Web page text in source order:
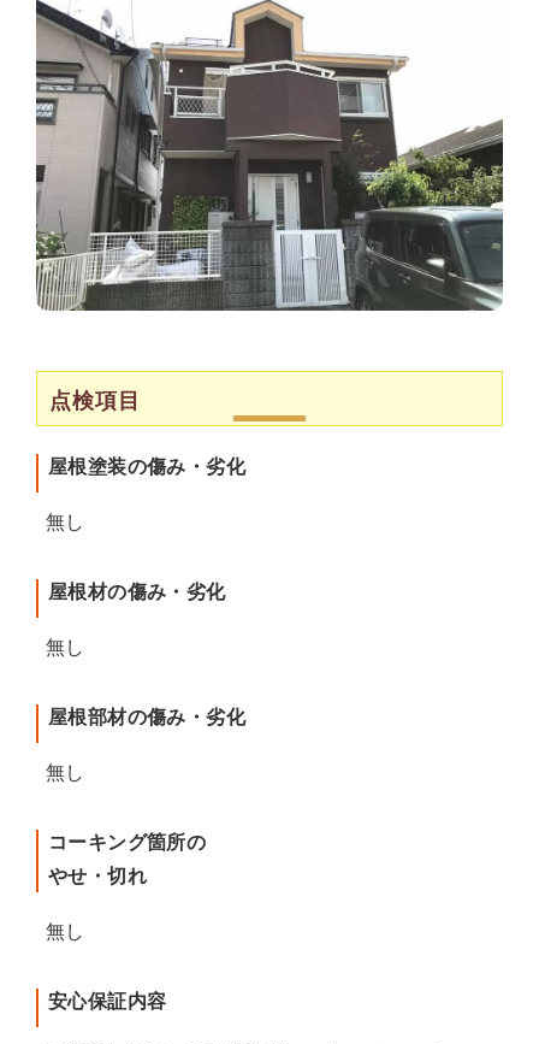
点検項目
屋根塗装の傷み・劣化
無し
屋根材の傷み・劣化
無し
屋根部材の傷み・劣化
無し
コーキング箇所の
やせ・切れ
無し
安心保証内容